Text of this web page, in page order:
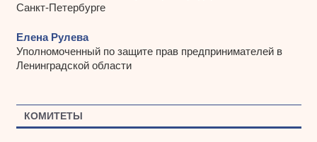
Санкт-Петербурге
Елена Рулева
Уполномоченный по защите прав предпринимателей в
Ленинградской области
КОМИТЕТЫ